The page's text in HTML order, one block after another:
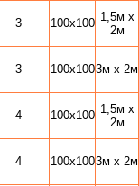
3 100х100 1,5м х
2м
3 100х1003м х 2м
4 100х100 1,5м х
2м
4 100х1003м х 2м